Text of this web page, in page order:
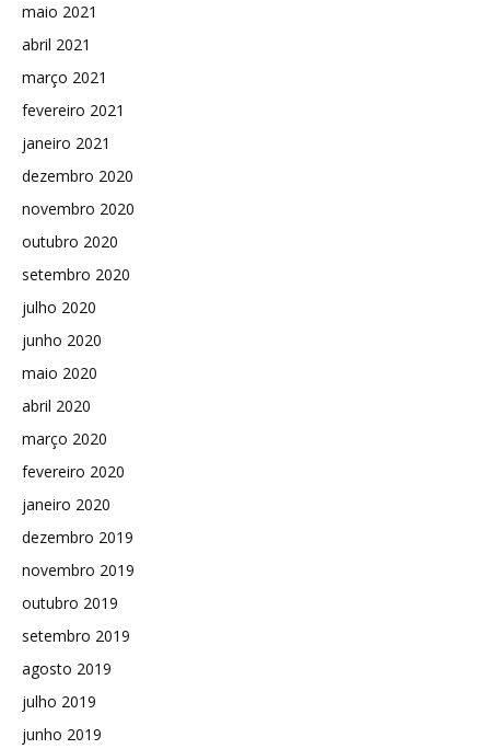
maio 2021
abril 2021
março 2021
fevereiro 2021
janeiro 2021
dezembro 2020
novembro 2020
outubro 2020
setembro 2020
julho 2020
junho 2020
maio 2020
abril 2020
março 2020
fevereiro 2020
janeiro 2020
dezembro 2019
novembro 2019
outubro 2019
setembro 2019
agosto 2019
julho 2019
junho 2019